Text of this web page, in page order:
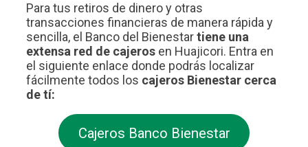
Para tus retiros de dinero y otras
transacciones financieras de manera rápida y
sencilla, el Banco del Bienestartiene una
extensa red de cajeros en Huajicori. Entra en
el siguiente enlace donde podrás localizar
fácilmente todos los cajeros Bienestar cerca
de tí:
Cajeros Banco Bienestar